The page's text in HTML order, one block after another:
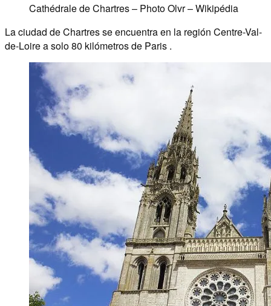
Cathédrale de Chartres – Photo Olvr – Wikipédia
La ciudad de Chartres se encuentra en la región Centre-Val-
de-Loire a solo 80 kilómetros de Paris .